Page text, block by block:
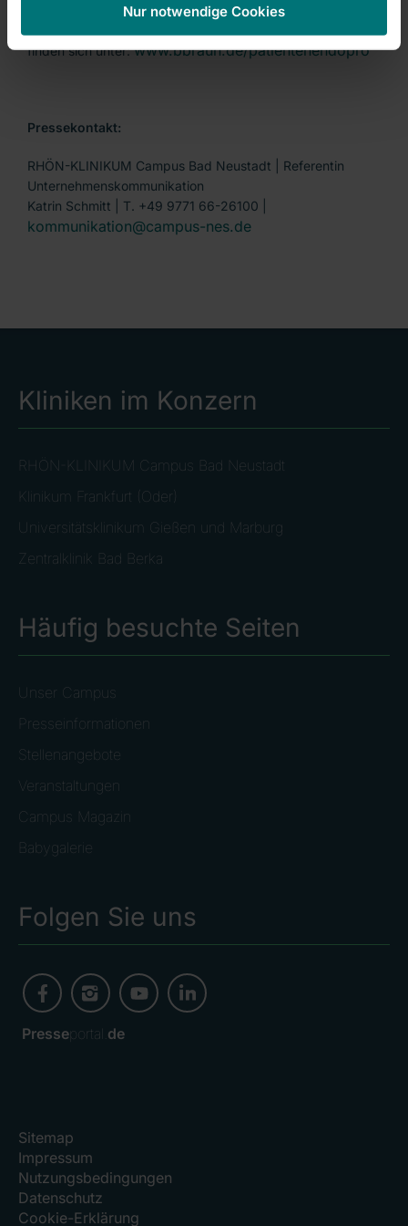
Nur notwendige Cookies
finden sich unter:www.bbraun.de/patientenendopro
Pressekontakt:
RHÖN-KLINIKUM Campus Bad Neustadt | Referentin
Unternehmenskommunikation
Katrin Schmitt | T. +49 9771 66-26100 |
kommunikation@campus-nes.de
Kliniken im Konzern
RHÖN-KLINIKUM Campus Bad Neustadt
Klinikum Frankfurt (Oder)
Universitätsklinikum Gießen und Marburg
Zentralklinik Bad Berka
Häufig besuchte Seiten
Unser Campus
Presseinformationen
Stellenangebote
Veranstaltungen
Campus Magazin
Babygalerie
Folgen Sie uns
Presseportal. de
Sitemap
Impressum
Nutzungsbedingungen
Datenschutz
Cookie-Erklärung